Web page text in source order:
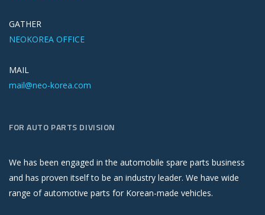
GATHER
NEOKOREA OFFICE
MAIL
mail@neo-korea.com
FOR AUTO PARTS DIVISION
We has been engaged in the automobile spare parts business
and has proven itself to be an industry leader. We have wide
range of automotive parts for Korean-made vehicles.